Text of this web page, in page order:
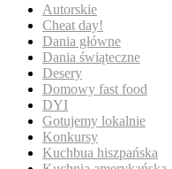
Autorskie
Cheat day!
Dania główne
Dania świąteczne
Desery
Domowy fast food
DYI
Gotujemy lokalnie
Konkursy
Kuchbua hiszpańska